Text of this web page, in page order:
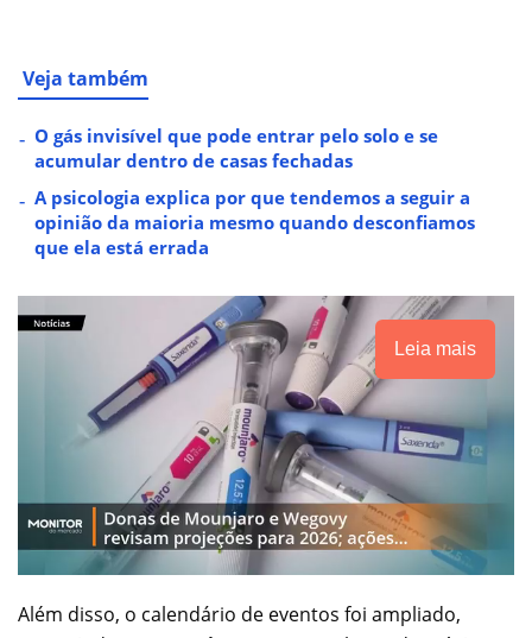
Veja também
O gás invisível que pode entrar pelo solo e se
acumular dentro de casas fechadas
A psicologia explica por que tendemos a seguir a
opinião da maioria mesmo quando desconfiamos
que ela está errada
Leia mais
Além disso, o calendário de eventos foi ampliado,